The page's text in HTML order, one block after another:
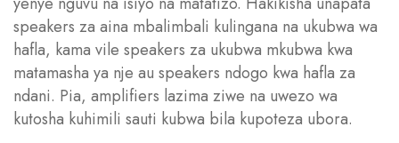
speakers za aina mbalimbali kulingana na ukubwa wa
hafla, kama vile speakers za ukubwa mkubwa kwa
matamasha ya nje au speakers ndogo kwa hafla za
ndani. Pia, amplifiers lazima ziwe na uwezo wa
kutosha kuhimili sauti kubwa bila kupoteza ubora.